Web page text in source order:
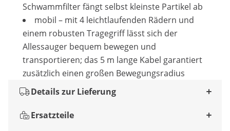
Schwammfilter fängt selbst kleinste Partikel ab
mobil – mit 4 leichtlaufenden Rädern und
einem robusten Tragegriff lässt sich der
Allessauger bequem bewegen und
transportieren; das 5 m lange Kabel garantiert
zusätzlich einen großen Bewegungsradius
Details zur Lieferung
Ersatzteile